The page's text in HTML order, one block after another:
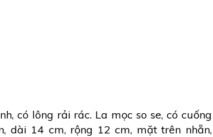
có lông rải rác. La mọc so se, có cuống
dài 14 cm, rộng 12 cm, mặt trên nhẵn,